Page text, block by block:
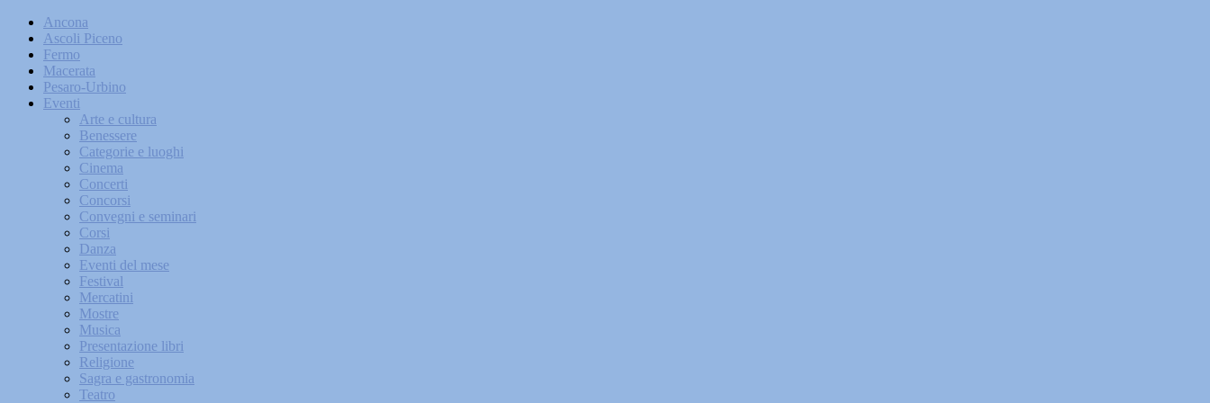
Ancona
Ascoli Piceno
Fermo
Macerata
Pesaro-Urbino
Eventi
Arte e cultura
Benessere
Categorie e luoghi
Cinema
Concerti
Concorsi
Convegni e seminari
Corsi
Danza
Eventi del mese
Festival
Mercatini
Mostre
Musica
Presentazione libri
Religione
Sagra e gastronomia
Teatro